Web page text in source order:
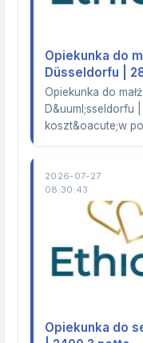
Opiekunka do
Düsseldorfu |
Opiekunka do
D&uuml;sseldorfu
koszt&oacute;w
2026-07-27
08:30:43
Opiekunka do